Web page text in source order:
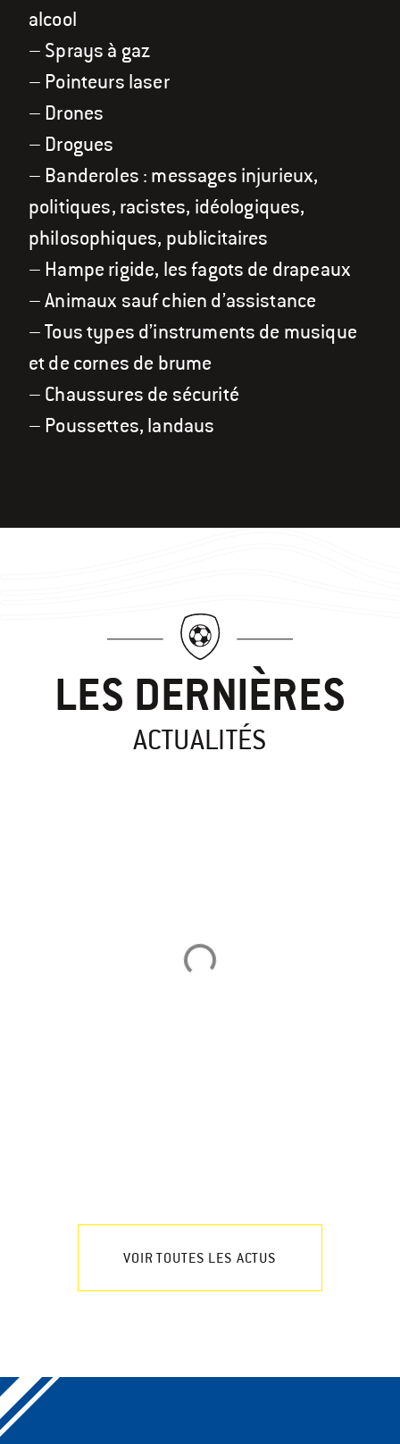
alcool
– Sprays à gaz
– Pointeurs laser
– Drones
– Drogues
– Banderoles : messages injurieux,
politiques, racistes, idéologiques,
philosophiques, publicitaires
– Hampe rigide, les fagots de drapeaux
– Animaux sauf chien d’assistance
– Tous types d’instruments de musique
et de cornes de brume
– Chaussures de sécurité
– Poussettes, landaus
LES DERNIÈRES
ACTUALITÉS
VOIR TOUTES LES ACTUS